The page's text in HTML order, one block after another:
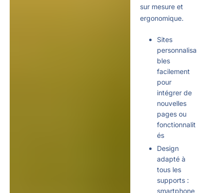
sur mesure et
ergonomique.
Sites
personnalisa
bles
facilement
pour
intégrer de
nouvelles
pages ou
fonctionnalit
és
Design
adapté à
tous les
supports :
smartphone